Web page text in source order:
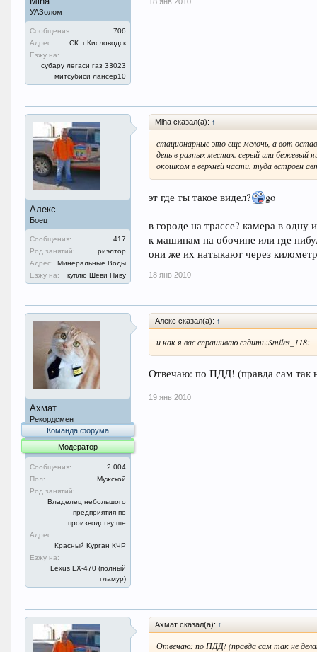
УАЗолом
Сообщения:
706
Адрес:
СК. г.Кисловодск
Езжу на:
субару легаси газ 33023
митсубиси лансер10
Алекс
Боец
Сообщения:
417
Род занятий:
риэлтор
Адрес:
Минеральные Воды
Езжу на:
куплю Шеви Ниву
Miha сказал(а): ↑
стационарные это еще мелочь, а вот
день в разных местах. серый или бежевый
окошком в верхней части. туда встроен
эт где ты такое видел? go
в городе на трассе? камера в одну
к машинам на обочине или где
они же их натыкают через
18 янв 2010
Ахмат
Рекордсмен
Команда форума
Модератор
Сообщения:
2.004
Пол:
Мужской
Род занятий:
Владелец небольшого
предприятия по
производству ше
Адрес:
Красный Курган КЧР
Езжу на:
Lexus LX-470 (полный
гламур)
Алекс сказал(а): ↑
и как я вас спрашиваю ездить:Smiles_118:
Отвечаю: по ПДД! (правда сам так
19 янв 2010
Ахмат сказал(а): ↑
Отвечаю: по ПДД! (правда сам так не